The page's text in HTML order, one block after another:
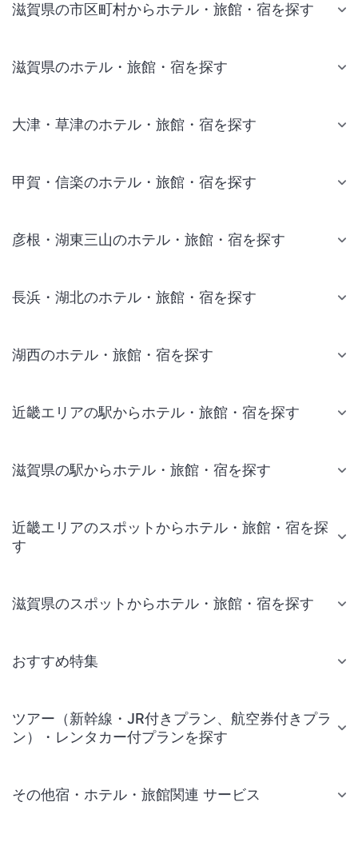
滋賀県の市区町村からホテル・旅館・宿を探す
滋賀県のホテル・旅館・宿を探す
大津・草津のホテル・旅館・宿を探す
甲賀・信楽のホテル・旅館・宿を探す
彦根・湖東三山のホテル・旅館・宿を探す
長浜・湖北のホテル・旅館・宿を探す
湖西のホテル・旅館・宿を探す
近畿エリアの駅からホテル・旅館・宿を探す
滋賀県の駅からホテル・旅館・宿を探す
近畿エリアのスポットからホテル・旅館・宿を探
す
滋賀県のスポットからホテル・旅館・宿を探す
おすすめ特集
ツアー（新幹線・JR付きプラン、航空券付きプラ
ン）・レンタカー付プランを探す
その他宿・ホテル・旅館関連 サービス